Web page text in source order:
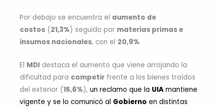
Por debajo se encuentra el aumento de
costos (21,3%) seguido por materias primas e
insumos nacionales, con el 20,9%.
El MDI destaca el aumento que viene arrojando la
dificultad para competir frente a los bienes traídos
del exterior (15,6%), un reclamo que la UIA mantiene
vigente y se lo comunicó al Gobierno en distintas